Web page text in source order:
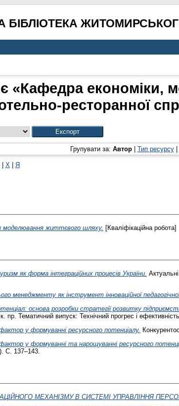
БІБЛІОТЕКА
«Кафедра економіки,
ресторанної
Групувати за: Автор| Тип ресурсу|
Х Я
моделювання життєвого шляху. [Кваліфікаційна робота]
як форма інтеграційних процесів України.
менеджменту як інструмент інноваційної
основа розробки стратегії розвитку
пр. Тематичний випуск: Технічний прогрес і
у формуванні ресурсного потенціалу.
у формуванні та нарощуванні ресурсного
С. 137–143.
МЕХАНІЗМУ В СИСТЕМІ УПРАВЛІННЯ